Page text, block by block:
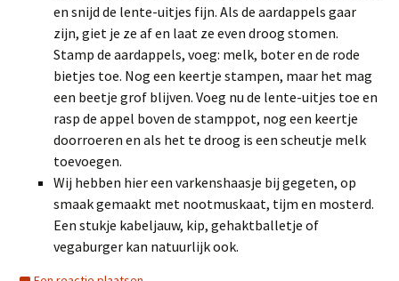
en snijd de lente-uitjes fijn. Als de aardappels gaar
zijn, giet je ze af en laat ze even droog stomen.
Stamp de aardappels, voeg: melk, boter en de rode
bietjes toe. Nog een keertje stampen, maar het mag
een beetje grof blijven. Voeg nu de lente-uitjes toe en
rasp de appel boven de stamppot, nog een keertje
doorroeren en als het te droog is een scheutje melk
toevoegen.
Wij hebben hier een varkenshaasje bij gegeten, op
smaak gemaakt met nootmuskaat, tijm en mosterd.
Een stukje kabeljauw, kip, gehaktballetje of
vegaburger kan natuurlijk ook.